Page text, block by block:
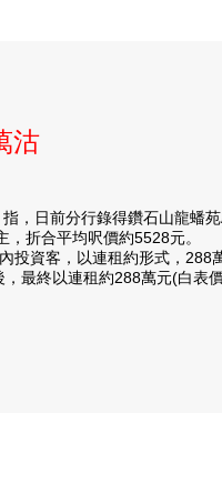
沽
前分行錄得鑽石山龍蟠苑A
折合平均呎價約5528元。
客，以連租約形式，288萬
最終以連租約288萬元(白表